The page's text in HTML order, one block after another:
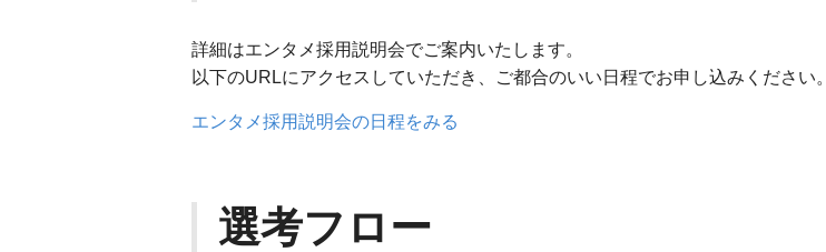
詳細はエンタメ採用説明会でご案内いたします。
以下のURLにアクセスしていただき、ご都合のいい日程でお申し込みください。
エンタメ採用説明会の日程をみる
選考フロー